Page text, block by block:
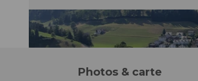
Photos & carte